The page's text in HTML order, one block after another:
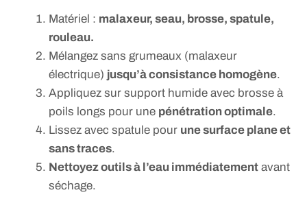
Matériel : malaxeur, seau, brosse, spatule,
rouleau.
Mélangez sans grumeaux (malaxeur
électrique) jusqu’à consistance homogène.
Appliquez sur support humide avec brosse à
poils longs pour une pénétration optimale.
Lissez avec spatule pour une surface plane et
sans traces.
Nettoyez outils à l’eau immédiatement avant
séchage.